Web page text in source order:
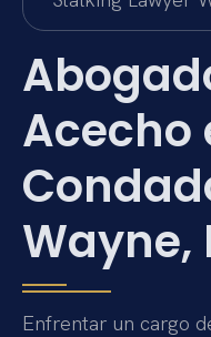
Acecho
Wayne,
Enfrentar un cargo